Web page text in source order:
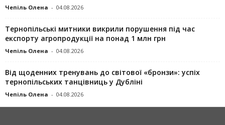
Чепіль Олена - 04.08.2026
Тернопільські митники викрили порушення під час
експорту агропродукції на понад 1 млн грн
Чепіль Олена - 04.08.2026
Від щоденних тренувань до світової «бронзи»: успіх
тернопільських танцівниць у Дубліні
Чепіль Олена - 04.08.2026